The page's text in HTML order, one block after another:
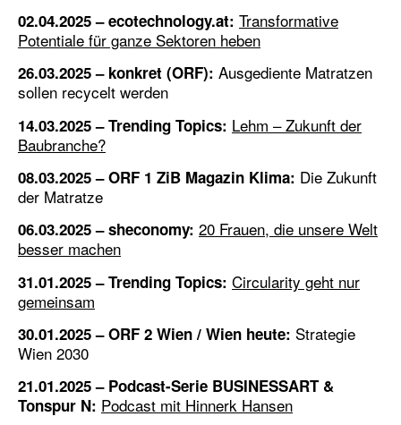
02.04.2025 – ecotechnology.at: Transformative
Potentiale für ganze Sektoren heben
26.03.2025 – konkret (ORF): Ausgediente Matratzen
sollen recycelt werden
14.03.2025 – Trending Topics: Lehm – Zukunft der
Baubranche?
08.03.2025 – ORF 1 ZiB Magazin Klima: Die Zukunft
der Matratze
06.03.2025 – sheconomy: 20 Frauen, die unsere Welt
besser machen
31.01.2025 – Trending Topics: Circularity geht nur
gemeinsam
30.01.2025 – ORF 2 Wien / Wien heute: Strategie
Wien 2030
21.01.2025 – Podcast-Serie BUSINESSART &
Tonspur N: Podcast mit Hinnerk Hansen